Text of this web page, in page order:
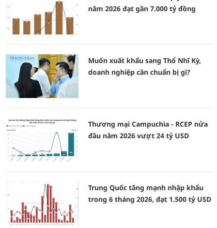
năm 2026 đạt gần 7.000 tỷ đồng
Muốn xuất khẩu sang Thổ Nhĩ Kỳ,
doanh nghiệp cần chuẩn bị gì?
Thương mại Campuchia - RCEP nửa
đầu năm 2026 vượt 24 tỷ USD
Trung Quốc tăng mạnh nhập khẩu
trong 6 tháng 2026, đạt 1.500 tỷ USD